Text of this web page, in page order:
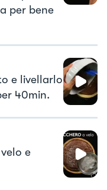
per bene
e livellarlo
40min.
e